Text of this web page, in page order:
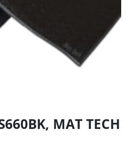
MAT TECH